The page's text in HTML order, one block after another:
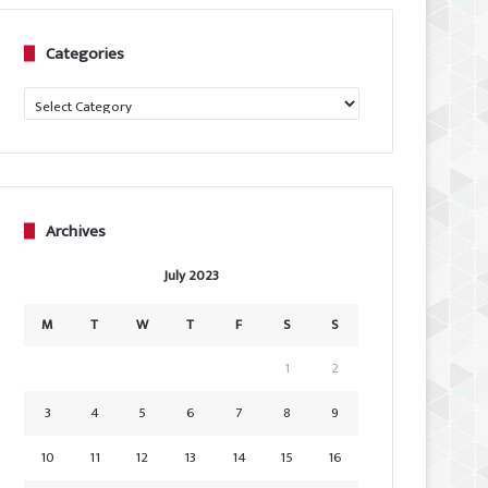
Categories
Categories
Archives
July 2023
M T W T F S
S
1
2
3
4 5 6 7 8
9
10
11 12 13 14 15 16